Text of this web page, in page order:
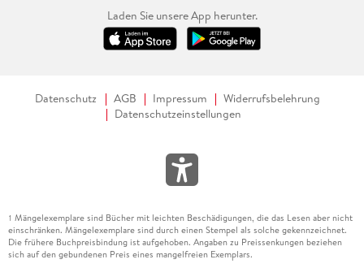
Laden Sie unsere App herunter.
Datenschutz AGB Impressum
Widerrufsbelehrung
Datenschutzeinstellungen
1 Mängelexemplare sind Bücher mit leichten Beschädigungen, die das Lesen aber nicht
einschränken. Mängelexemplare sind durch einen Stempel als solche gekennzeichnet.
Die frühere Buchpreisbindung ist aufgehoben. Angaben zu Preissenkungen beziehen
sich auf den gebundenen Preis eines mangelfreien Exemplars.